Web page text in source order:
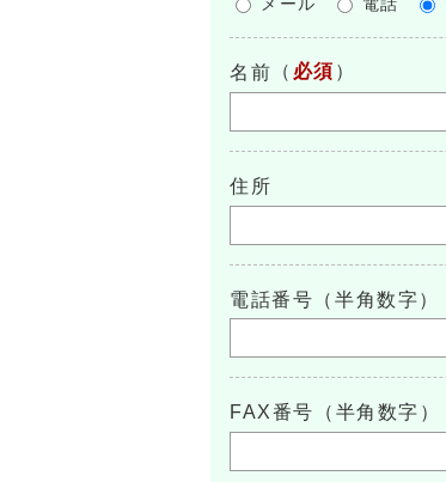
メール 電話
名前 （ 必須 ）
住所
電話番号（半角数字）
FAX番号（半角数字）